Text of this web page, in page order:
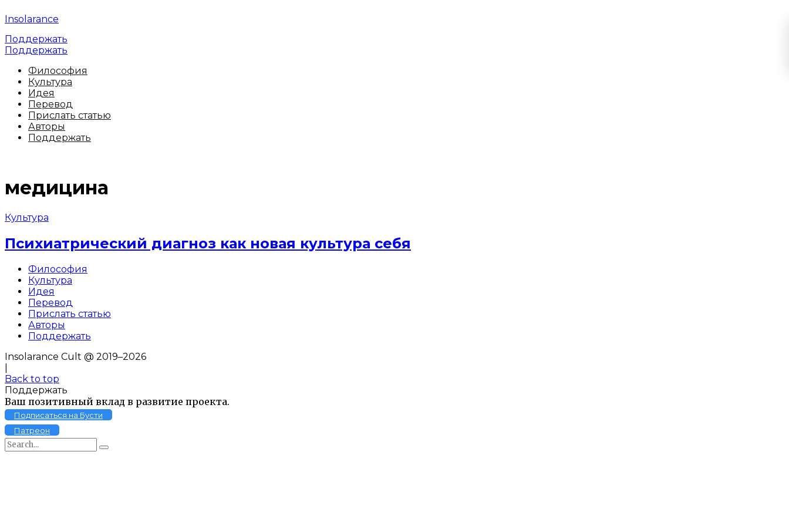
Insolarance
Поддержать
Поддержать
Философия
Культура
Идея
Перевод
Прислать статью
Авторы
Поддержать
медицина
Культура
Психиатрический диагноз как новая культура себя
Философия
Культура
Идея
Перевод
Прислать статью
Авторы
Поддержать
Insolarance Cult @ 2019–2026
Back to top
Поддержать
Ваш позитивный вклад в развитие проекта.
Подписаться на Бусти
Патреон